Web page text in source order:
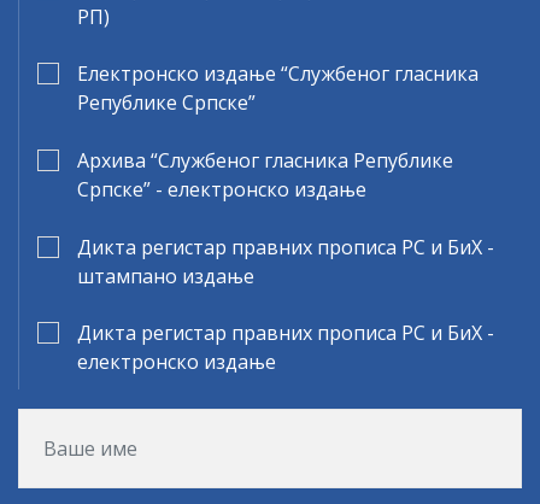
РП)
Електронско издање “Службеног гласника
Републике Српске”
Архива “Службеног гласника Републике
Српске” - електронско издање
Дикта регистар правних прописа РС и БиХ -
штампано издање
Дикта регистар правних прописа РС и БиХ -
електронско издање